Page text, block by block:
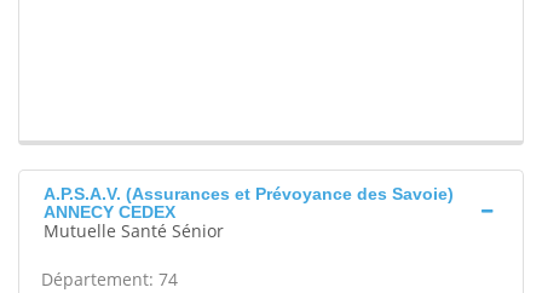
A.P.S.A.V. (Assurances et Prévoyance des Savoie)
ANNECY CEDEX
Mutuelle Santé Sénior
Département: 74